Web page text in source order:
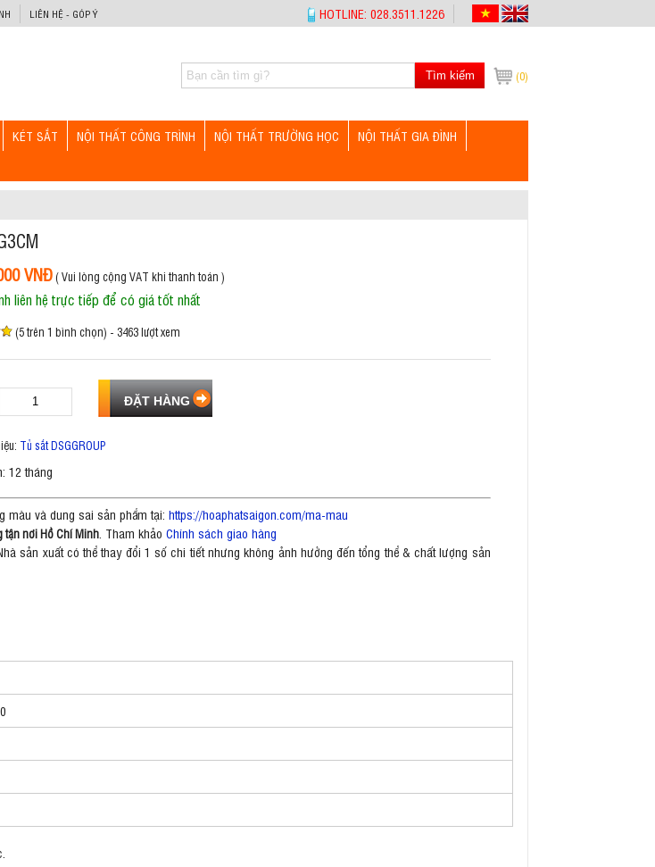
LIÊN HỆ - GÓP Ý HOTLINE: 028.3511.1226
(0)
Tìm kiếm
KÉT SẮT NỘI THẤT CÔNG TRÌNH NỘI THẤT TRƯỜNG HỌC
NỘI THẤT GIA ĐÌNH
VNĐ( Vui lòng cộng VAT khi thanh toán )
liên hệ trực tiếp để có giá tốt nhất
(5 trên 1 bình chọn) - 3463 lượt xem
Tủ sắt DSGGROUP
12 tháng
màu và dung sai sản phẩm tại: https://hoaphatsaigon.com/ma-mau
tận nơi Hồ Chí Minh. Tham khảo Chính sách giao hàng
sản xuất có thể thay đổi 1 số chi tiết nhưng không ảnh hưởng đến tổng thể & chất lượng sản